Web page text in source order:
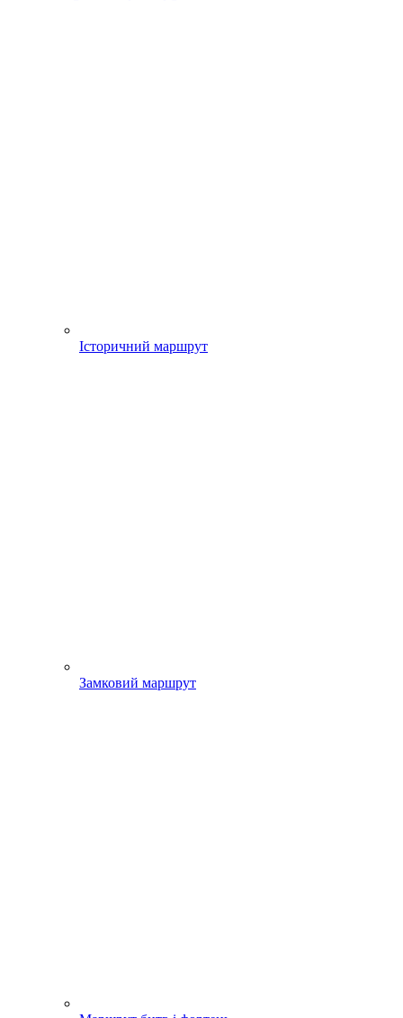
Історичний маршрут
Замковий маршрут